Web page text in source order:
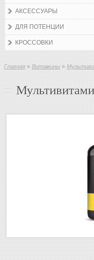
АКСЕССУАРЫ
ДЛЯ ПОТЕНЦИИ
КРОССОВКИ
Главная » Витамины »